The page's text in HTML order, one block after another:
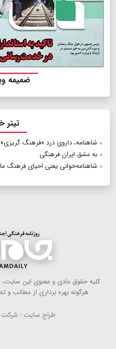
ضمیمه
تیتر
شاهنامه، داروی درد «فرهنگ گریزی»
به عشق ایران فرهنگی
شاهنامه‌خوانی یعنی احیای فرهنگ ما
كلیه حقوق مادی و معنوی این
هرگونه بهره ‌برداری از مطالب و
طراح سایت : شرکت